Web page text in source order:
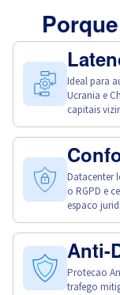
Ideal para
Ucrania e
capitais
Datacenter
o RGPD e
espaco
Anti-
Protecao
trafego